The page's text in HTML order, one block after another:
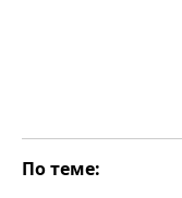
По теме: